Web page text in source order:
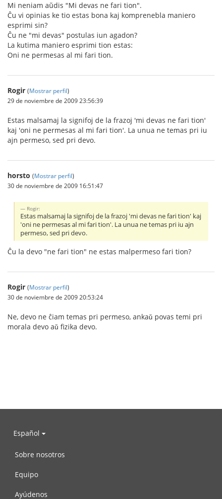
Mi neniam aŭdis "Mi devas ne fari tion".
Ĉu vi opinias ke tio estas bona kaj komprenebla maniero
esprimi sin?
Ĉu ne "mi devas" postulas iun agadon?
La kutima maniero esprimi tion estas:
Oni ne permesas al mi fari tion.
Rogir (Mostrar perfil)
29 de noviembre de 2009 23:56:39
Estas malsamaj la signifoj de la frazoj 'mi devas ne fari tion'
kaj 'oni ne permesas al mi fari tion'. La unua ne temas pri iu
ajn permeso, sed pri devo.
horsto (Mostrar perfil)
30 de noviembre de 2009 16:51:47
Rogir:
Estas malsamaj la signifoj de la frazoj 'mi devas ne fari tion' kaj
'oni ne permesas al mi fari tion'. La unua ne temas pri iu ajn
permeso, sed pri devo.
Ĉu la devo "ne fari tion" ne estas malpermeso fari tion?
Rogir (Mostrar perfil)
30 de noviembre de 2009 20:53:24
Ne, devo ne ĉiam temas pri permeso, ankaǔ povas temi pri
morala devo aǔ fizika devo.
Español
Sobre nosotros
Equipo
Ayúdenos